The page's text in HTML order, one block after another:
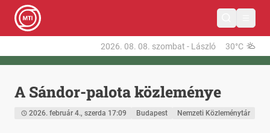
2026. 08. 08. szombat - László 30°C
A Sándor-palota közleménye
2026. február 4., szerda 17:09 Budapest Nemzeti Közleménytár